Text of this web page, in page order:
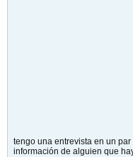
tengo una entrevista en un
información de alguien que